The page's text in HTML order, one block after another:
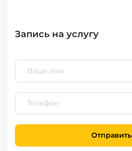
Запись на услугу
Отправить